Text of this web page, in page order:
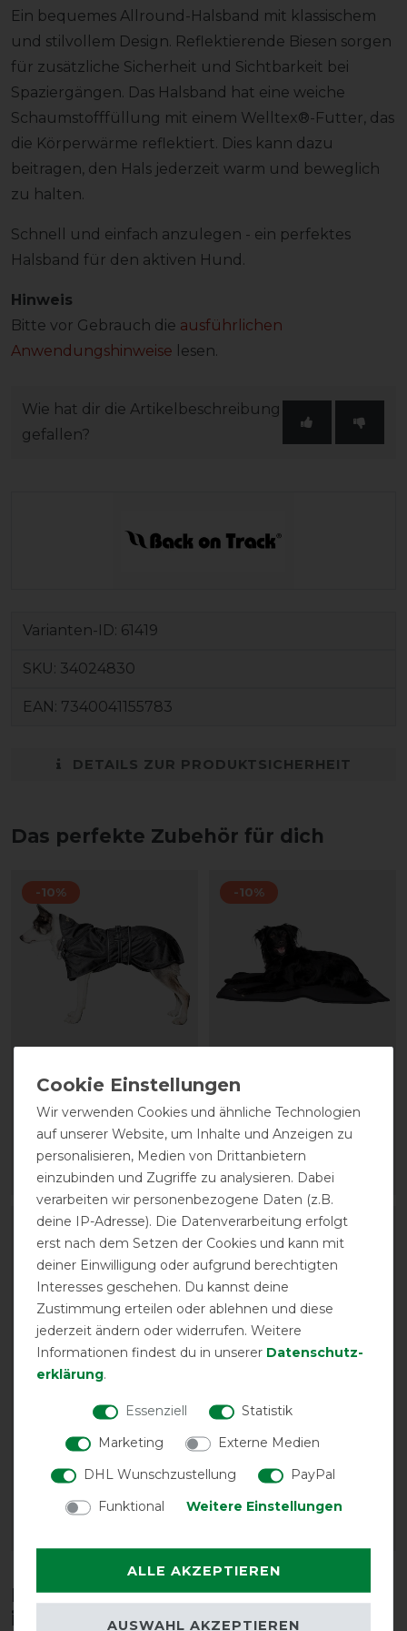
Ein bequemes Allround-Halsband mit klassischem
und stilvollem Design. Reflektierende Biesen sorgen
für zusätzliche Sicherheit und Sichtbarkeit bei
Spaziergängen. Das Halsband hat eine weiche
Schaumstofffüllung mit einem Welltex®-Futter, das
die Körperwärme reflektiert. Dies kann dazu
beitragen, den Hals jederzeit warm und beweglich
zu halten.
Schnell und einfach anzulegen - ein perfektes
Halsband für den aktiven Hund.
Hinweis
Bitte vor Gebrauch die ausführlichen
Anwendungshinweise lesen.
Wie hat dir die Artikelbeschreibung
gefallen?
Varianten-ID: 61419
SKU: 34024830
EAN: 7340041155783
DETAILS ZUR PRODUKTSICHERHEIT
Das perfekte Zubehör für dich
-10%
Back on Track Hunde
ARTIKEL MERKEN
-10%
Back on Track
ARTIKEL MERKEN
-10%
Back on Track Draco
Bandana mit hoher
Sichtbarkeit
vorher 17,85 €
16,10 € *
-10%
Back on Track Draco
Bandana mit hoher
vorher 17,85 €
16,10 € *
Diese Produkte könnten dich auch
interessieren
Wir verwenden Cookies und ähnliche Technologien
auf unserer Website, um Inhalte und Anzeigen zu
personalisieren, Medien von Drittanbietern
einzubinden und Zugriffe zu analysieren. Dabei
verarbeiten wir personenbezogene Daten (z.B.
deine IP-Adresse). Die Datenverarbeitung erfolgt
erst nach dem Setzen der Cookies und kann mit
deiner Einwilligung oder aufgrund berechtigten
Interesses geschehen. Du kannst deine
Zustimmung erteilen oder ablehnen und diese
jederzeit ändern oder widerrufen. Weitere
Informationen findest du in unserer Daten­schutz­
erklärung.
Essenziell
Statistik
Marketing
Externe Medien
DHL Wunschzustellung
PayPal
Funktional
Weitere Einstellungen
ALLE AKZEPTIEREN
AUSWAHL AKZEPTIEREN